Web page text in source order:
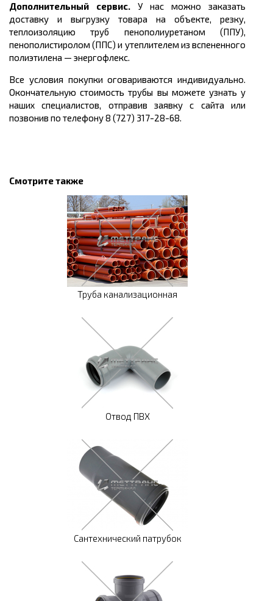
Дополнительный сервис. У нас можно заказать
доставку и выгрузку товара на объекте, резку,
теплоизоляцию труб пенополиуретаном (ППУ),
пенополистиролом (ППС) и утеплителем из вспененного
полиэтилена — энергофлекс.
Все условия покупки оговариваются индивидуально.
Окончательную стоимость трубы вы можете узнать у
наших специалистов, отправив заявку с сайта или
позвонив по телефону 8 (727) 317-28-68.
Смотрите также
Труба канализационная
Отвод ПВХ
Сантехнический патрубок